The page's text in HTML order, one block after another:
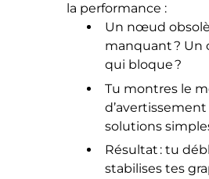
la performance :
Un nœud
manquant ? Un
qui bloque ?
Tu montres le
solutions
Résultat : tu
stabilises tes